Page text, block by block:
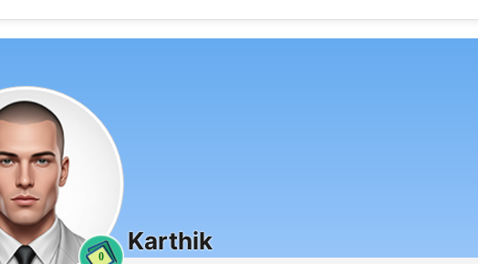
💕
0
Karthik